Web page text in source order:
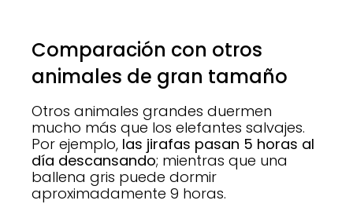
Comparación con otros
animales de gran tamaño
Otros animales grandes duermen
mucho más que los elefantes salvajes.
Por ejemplo, las jirafas pasan 5 horas al
día descansando; mientras que una
ballena gris puede dormir
aproximadamente 9 horas.